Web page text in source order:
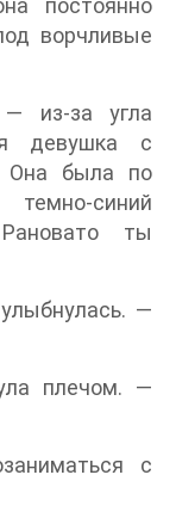
ворчливые
из-за угла
девушка с
Она была по
синий
ты
—
плечом. —
с